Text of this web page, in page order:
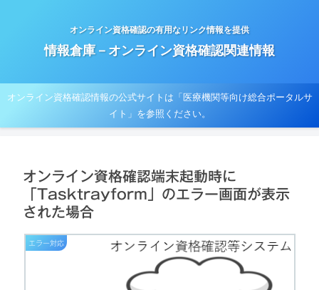
オンライン資格確認の有用なリンク情報を提供
情報倉庫－オンライン資格確認関連情報
オンライン資格確認情報の公式サイトは「医療機関等向け総合ポータルサ
イト」を参照ください。
オンライン資格確認端末起動時に
「Tasktrayform」のエラー画面が表示
された場合
エラー対応